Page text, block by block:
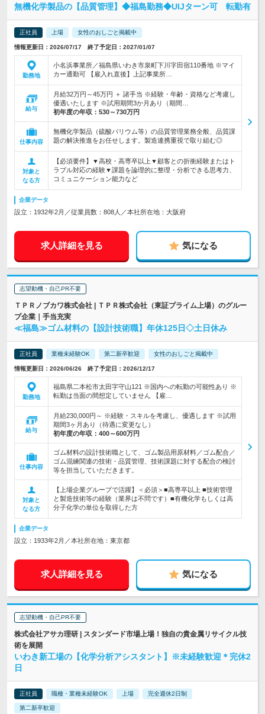
無機化学製品の【品質管理】◆福島勤務◆UIJターン可 転勤有
正社員 上場 女性のおしごと掲載中
情報更新日：2026/07/17 終了予定日：2027/01/07
勤務地
小名浜事業所／福島県いわき市泉町下川字田宿110番地 ※マイ
カー通勤可 【雇入れ直後】上記事業所…
給与
月給32万円～45万円 ＋ 諸手当 ※経験・年齢・資格など考慮し
優遇いたします ※試用期間3か月あり（期間…
初年度の年収： 530～730万円
仕事内容
無機化学製品（硫酸バリウム等）の品質管理業務全般、品質課
題の解決推進をお任せします。製造連携重視で取り組む◎
対象と
なる方
【必須要件】▼高校・高専卒以上▼顧客との折衝経験またはト
ラブル対応の経験▼課題を論理的に整理・分析できる思考力、
コミュニケーション能力など
企業データ
設立：1932年2月／従業員数：808人／本社所在地：大阪府
求人詳細を見る 気になる
志望動機・自己PR不要
ＴＰＲノブカワ株式会社 | ＴＰＲ株式会社（東証プライム上場）のグルー
プ企業｜手当充実
≪福島≫ゴム材料の【設計技術職】年休125日◇土日休み
正社員 業種未経験OK 第二新卒歓迎 女性のおしごと掲載中
情報更新日：2026/06/26 終了予定日：2026/12/17
勤務地
福島県二本松市太田字守山121 ※国内への転勤の可能性あり ※
転勤は当面の間想定していません 【雇…
給与
月給230,000円～ ※経験・スキルを考慮し、優遇します ※試用
期間3ヶ月あり（待遇に変更なし）
初年度の年収： 400～600万円
仕事内容
ゴム材料の設計技術職として、ゴム製品用原材料／ゴム配合／
ゴム混練関連の技術・品質管理、技術課題に対する配合の検討
等を担当していただきます。
対象と
なる方
【上場企業グループで活躍】＜必須＞■高専卒以上 ■技術管理
と製造技術等の経験（業界は不問です）■有機化学もしくは高
分子化学の単位を取得した方
企業データ
設立：1933年2月／本社所在地：東京都
求人詳細を見る 気になる
志望動機・自己PR不要
株式会社アサカ理研 | スタンダード市場上場！独自の貴金属リサイクル技
術を展開
いわき新工場の【化学分析アシスタント】※未経験歓迎＊完休2
日
正社員 職種・業種未経験OK 上場 完全週休2日制
第二新卒歓迎